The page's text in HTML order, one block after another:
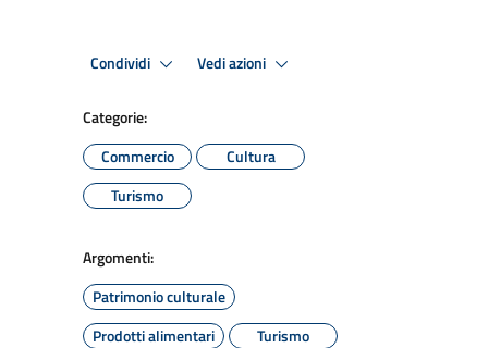
Condividi Vedi azioni
Categorie:
Commercio
Cultura
Turismo
Argomenti:
Patrimonio culturale
Prodotti alimentari
Turismo